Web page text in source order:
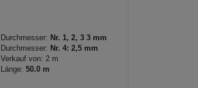
Durchmesser: Nr. 1, 2, 3 3 mm
Durchmesser: Nr. 4: 2,5 mm
Verkauf von: 2 m
Länge: 50.0 m